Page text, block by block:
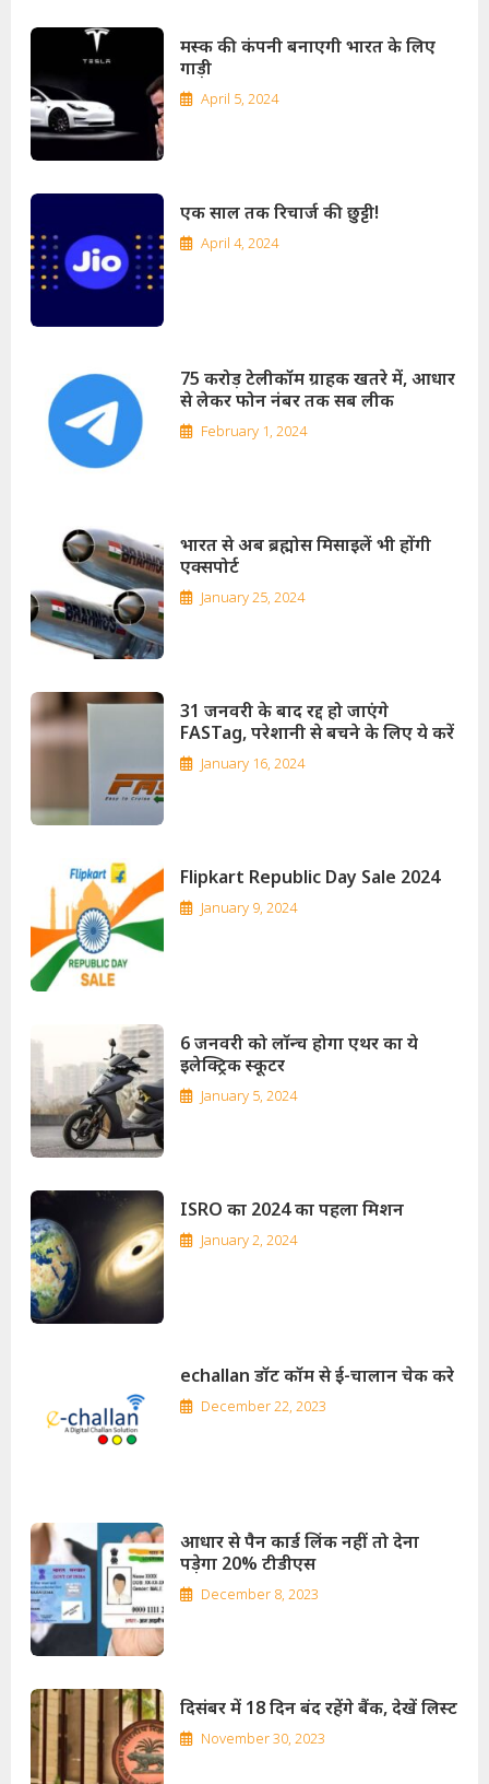
मस्क की कंपनी बनाएगी भारत के लिए
गाड़ी
April 5, 2024
एक साल तक रिचार्ज की छुट्टी!
April 4, 2024
75 करोड़ टेलीकॉम ग्राहक खतरे में, आधार
से लेकर फोन नंबर तक सब लीक
February 1, 2024
भारत से अब ब्रह्मोस मिसाइलें भी होंगी
एक्सपोर्ट
January 25, 2024
31 जनवरी के बाद रद्द हो जाएंगे
FASTag, परेशानी से बचने के लिए ये करें
January 16, 2024
Flipkart Republic Day Sale 2024
January 9, 2024
6 जनवरी को लॉन्च होगा एथर का ये
इलेक्ट्रिक स्कूटर
January 5, 2024
ISRO का 2024 का पहला मिशन
January 2, 2024
echallan डॉट कॉम से ई-चालान चेक करे
December 22, 2023
आधार से पैन कार्ड लिंक नहीं तो देना
पड़ेगा 20% टीडीएस
December 8, 2023
दिसंबर में 18 दिन बंद रहेंगे बैंक, देखें लिस्ट
November 30, 2023